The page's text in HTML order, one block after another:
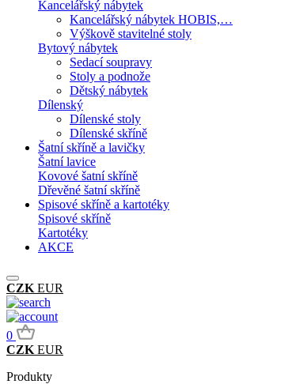
Kancelářský nábytek
Kancelářský nábytek HOBIS,…
Výškově stavitelné stoly
Bytový nábytek
Sedací soupravy
Stoly a podnože
Dětský nábytek
Dílenský
Dílenské stoly
Dílenské skříně
Šatní skříně a lavičky
Šatní lavice
Kovové šatní skříně
Dřevěné šatní skříně
Spisové skříně a kartotéky
Spisové skříně
Kartotéky
AKCE
CZK EUR
0
CZK EUR
Produkty